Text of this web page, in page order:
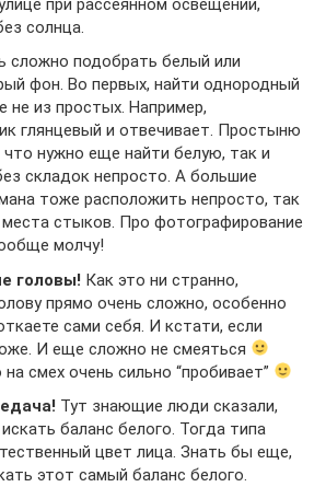
при рассеянном освещении,
солнца.
сложно подобрать белый или
фон. Во первых, найти однородный
не из простых. Например,
глянцевый и отвечивает. Простыню
что нужно еще найти белую, так и
складок непросто. А большие
тоже расположить непросто, так
стыков. Про фотографирование
молчу!
головы! Как это ни странно,
прямо очень сложно, особенно
сами себя. И кстати, если
И еще сложно не смеяться
смех очень сильно “пробивает”
Тут знающие люди сказали,
баланс белого. Тогда типа
цвет лица. Знать бы еще,
этот самый баланс белого.